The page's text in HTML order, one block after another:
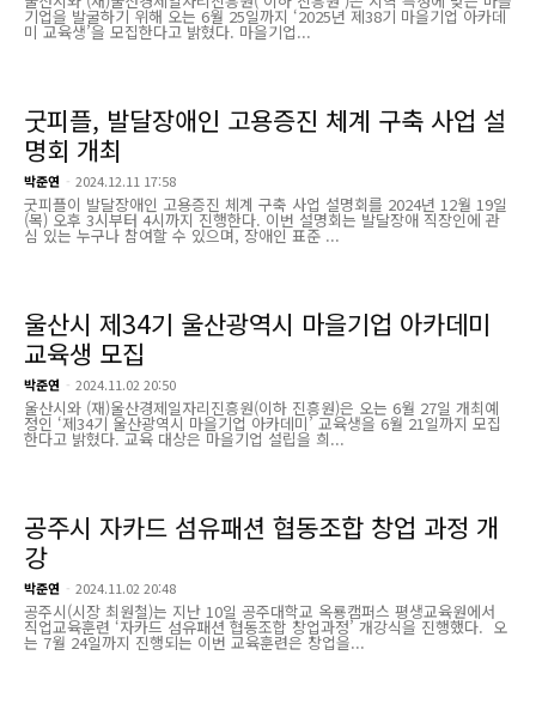
기업을 발굴하기 위해 오는 6월 25일까지 ‘2025년 제38기 마을기업 아카데
미 교육생’을 모집한다고 밝혔다. 마을기업...
굿피플, 발달장애인 고용증진 체계 구축 사업 설
명회 개최
박준연 - 2024.12.11 17:58
굿피플이 발달장애인 고용증진 체계 구축 사업 설명회를 2024년 12월 19일
(목) 오후 3시부터 4시까지 진행한다. 이번 설명회는 발달장애 직장인에 관
심 있는 누구나 참여할 수 있으며, 장애인 표준 ...
울산시 제34기 울산광역시 마을기업 아카데미
교육생 모집
박준연 - 2024.11.02 20:50
울산시와 (재)울산경제일자리진흥원(이하 진흥원)은 오는 6월 27일 개최예
정인 ‘제34기 울산광역시 마을기업 아카데미’ 교육생을 6월 21일까지 모집
한다고 밝혔다. 교육 대상은 마을기업 설립을 희...
공주시 자카드 섬유패션 협동조합 창업 과정 개
강
박준연 - 2024.11.02 20:48
공주시(시장 최원철)는 지난 10일 공주대학교 옥룡캠퍼스 평생교육원에서
직업교육훈련 ‘자카드 섬유패션 협동조합 창업과정’ 개강식을 진행했다. 오
는 7월 24일까지 진행되는 이번 교육훈련은 창업을...